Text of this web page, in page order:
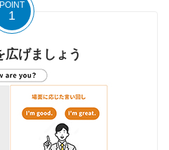
POINT
1
広げましょう